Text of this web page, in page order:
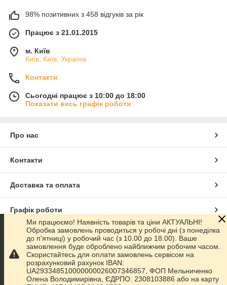
98% позитивних з 458 відгуків за рік
Працює з 21.01.2015
м. Київ
Київ, Київ, Україна
Контакти
Сьогодні працює з 10:00 до 18:00
Показати весь графік роботи
Про нас
Контакти
Доставка та оплата
Графік роботи
Повна версія сайту
Сайт створено на маркетплейсіProm.ua
Ми працюємо! Наявність товарів та ціни АКТУАЛЬНІ!
Обробка замовлень проводиться у робочі дні (з понеділка
до п'ятниці) у робочий час (з 10.00 до 18.00). Ваше
замовлення буде оброблено найближчим робочим часом.
Скористайтесь для оплати замовлень сервісом на
розрахунковий рахунок IBAN:
UA293348510000000026007346857, ФОП Мельниченко
Олена Володимирівна, ЄДРПО: 2308103886 або на карту